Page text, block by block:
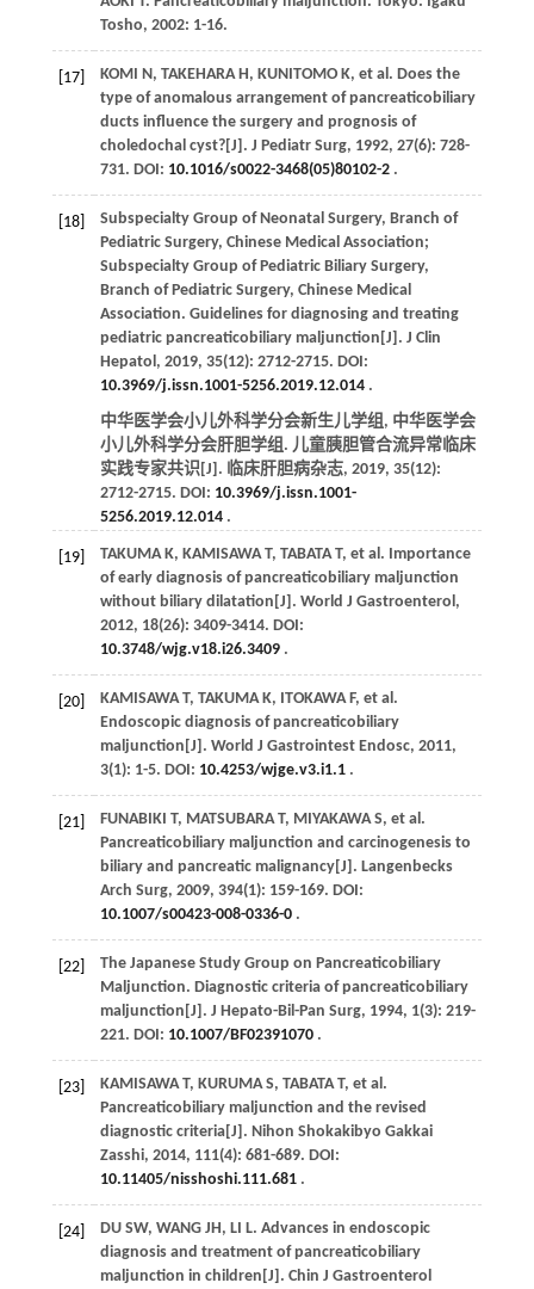
Tosho, 2002: 1-16.
[17] KOMI N, TAKEHARA H, KUNITOMO K, et al. Does the
type of anomalous arrangement of pancreaticobiliary
ducts influence the surgery and prognosis of
choledochal cyst?[J]. J Pediatr Surg, 1992, 27(6): 728-
731. DOI: 10.1016/s0022-3468(05)80102-2.
[18]
Subspecialty Group of Neonatal Surgery, Branch of
Pediatric Surgery, Chinese Medical Association;
Subspecialty Group of Pediatric Biliary Surgery,
Branch of Pediatric Surgery, Chinese Medical
Association. Guidelines for diagnosing and treating
pediatric pancreaticobiliary maljunction[J]. J Clin
Hepatol, 2019, 35(12): 2712-2715. DOI:
10.3969/j.issn.1001-5256.2019.12.014.
中华医学会小儿外科学分会新生儿学组, 中华医学会
小儿外科学分会肝胆学组. 儿童胰胆管合流异常临床
实践专家共识[J]. 临床肝胆病杂志, 2019, 35(12):
2712-2715. DOI: 10.3969/j.issn.1001-
5256.2019.12.014.
[19] TAKUMA K, KAMISAWA T, TABATA T, et al. Importance
of early diagnosis of pancreaticobiliary maljunction
without biliary dilatation[J]. World J Gastroenterol,
2012, 18(26): 3409-3414. DOI:
10.3748/wjg.v18.i26.3409.
[20] KAMISAWA T, TAKUMA K, ITOKAWA F, et al.
Endoscopic diagnosis of pancreaticobiliary
maljunction[J]. World J Gastrointest Endosc, 2011,
3(1): 1-5. DOI: 10.4253/wjge.v3.i1.1.
[21] FUNABIKI T, MATSUBARA T, MIYAKAWA S, et al.
Pancreaticobiliary maljunction and carcinogenesis to
biliary and pancreatic malignancy[J]. Langenbecks
Arch Surg, 2009, 394(1): 159-169. DOI:
10.1007/s00423-008-0336-0.
[22]
The Japanese Study Group on Pancreaticobiliary
Maljunction. Diagnostic criteria of pancreaticobiliary
maljunction[J]. J Hepato-Bil-Pan Surg, 1994, 1(3): 219-
221. DOI: 10.1007/BF02391070.
[23] KAMISAWA T, KURUMA S, TABATA T, et al.
Pancreaticobiliary maljunction and the revised
diagnostic criteria[J]. Nihon Shokakibyo Gakkai
Zasshi, 2014, 111(4): 681-689. DOI:
10.11405/nisshoshi.111.681.
[24] DU SW, WANG JH, LI L. Advances in endoscopic
diagnosis and treatment of pancreaticobiliary
maljunction in children[J]. Chin J Gastroenterol